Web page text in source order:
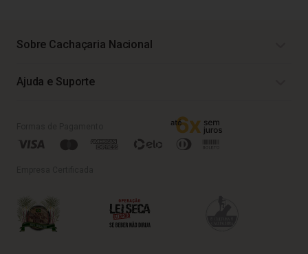
Sobre Cachaçaria Nacional
Ajuda e Suporte